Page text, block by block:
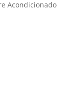
Acondicionado